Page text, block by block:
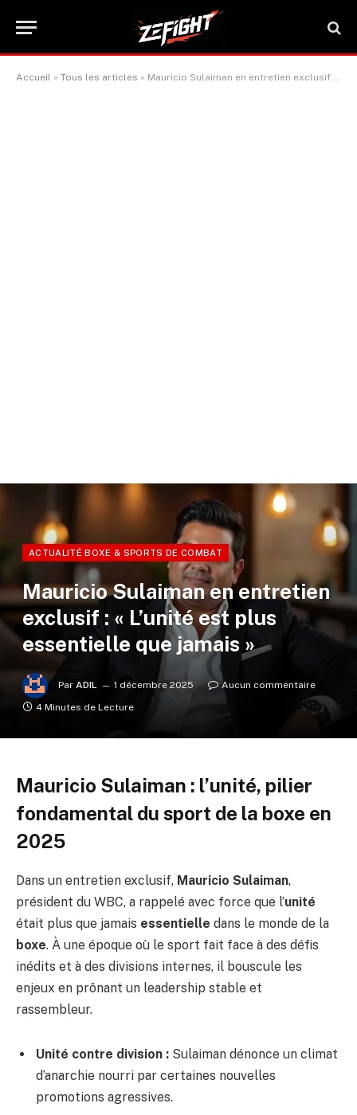
Accueil » Tous les articles » Mauricio Sulaiman en entretien exclusif : « L’unité est plus essentielle que jamais »
ACTUALITÉ BOXE & SPORTS DE COMBAT
Mauricio Sulaiman en entretien
exclusif : « L’unité est plus
essentielle que jamais »
Par ADIL 1 décembre 2025
Aucun commentaire
4 Minutes de Lecture
Mauricio Sulaiman : l’unité, pilier
fondamental du sport de la boxe en
2025
Dans un entretien exclusif, Mauricio Sulaiman,
président du WBC, a rappelé avec force que l’unité
était plus que jamais essentielle dans le monde de la
boxe. À une époque où le sport fait face à des défis
inédits et à des divisions internes, il bouscule les
enjeux en prônant un leadership stable et
rassembleur.
Unité contre division : Sulaiman dénonce un climat
d’anarchie nourri par certaines nouvelles
promotions agressives.